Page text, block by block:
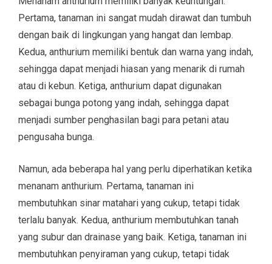
Pertama, tanaman ini sangat mudah dirawat dan tumbuh
dengan baik di lingkungan yang hangat dan lembap.
Kedua, anthurium memiliki bentuk dan warna yang indah,
sehingga dapat menjadi hiasan yang menarik di rumah
atau di kebun. Ketiga, anthurium dapat digunakan
sebagai bunga potong yang indah, sehingga dapat
menjadi sumber penghasilan bagi para petani atau
pengusaha bunga.
Namun, ada beberapa hal yang perlu diperhatikan ketika
menanam anthurium. Pertama, tanaman ini
membutuhkan sinar matahari yang cukup, tetapi tidak
terlalu banyak. Kedua, anthurium membutuhkan tanah
yang subur dan drainase yang baik. Ketiga, tanaman ini
membutuhkan penyiraman yang cukup, tetapi tidak